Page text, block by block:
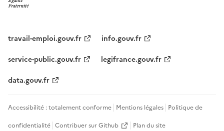
travail-emploi.gouv.fr
info.gouv.fr
service-public.gouv.fr
legifrance.gouv.fr
data.gouv.fr
Accessibilité : totalement conforme Mentions légales Politique de
confidentialité Contribuer sur Github Plan du site